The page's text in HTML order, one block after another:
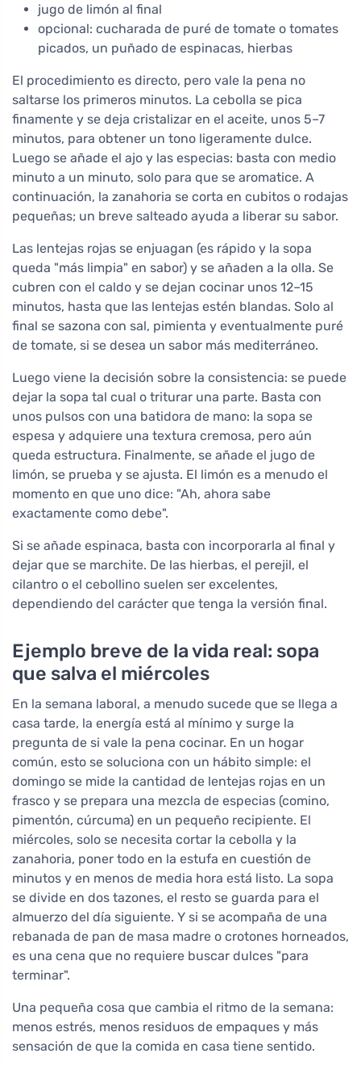
jugo de limón al final
opcional: cucharada de puré de tomate o tomates
picados, un puñado de espinacas, hierbas
El procedimiento es directo, pero vale la pena no
saltarse los primeros minutos. La cebolla se pica
finamente y se deja cristalizar en el aceite, unos 5–7
minutos, para obtener un tono ligeramente dulce.
Luego se añade el ajo y las especias: basta con medio
minuto a un minuto, solo para que se aromatice. A
continuación, la zanahoria se corta en cubitos o rodajas
pequeñas; un breve salteado ayuda a liberar su sabor.
Las lentejas rojas se enjuagan (es rápido y la sopa
queda "más limpia" en sabor) y se añaden a la olla. Se
cubren con el caldo y se dejan cocinar unos 12–15
minutos, hasta que las lentejas estén blandas. Solo al
final se sazona con sal, pimienta y eventualmente puré
de tomate, si se desea un sabor más mediterráneo.
Luego viene la decisión sobre la consistencia: se puede
dejar la sopa tal cual o triturar una parte. Basta con
unos pulsos con una batidora de mano: la sopa se
espesa y adquiere una textura cremosa, pero aún
queda estructura. Finalmente, se añade el jugo de
limón, se prueba y se ajusta. El limón es a menudo el
momento en que uno dice: "Ah, ahora sabe
exactamente como debe".
Si se añade espinaca, basta con incorporarla al final y
dejar que se marchite. De las hierbas, el perejil, el
cilantro o el cebollino suelen ser excelentes,
dependiendo del carácter que tenga la versión final.
Ejemplo breve de la vida real: sopa
que salva el miércoles
En la semana laboral, a menudo sucede que se llega a
casa tarde, la energía está al mínimo y surge la
pregunta de si vale la pena cocinar. En un hogar
común, esto se soluciona con un hábito simple: el
domingo se mide la cantidad de lentejas rojas en un
frasco y se prepara una mezcla de especias (comino,
pimentón, cúrcuma) en un pequeño recipiente. El
miércoles, solo se necesita cortar la cebolla y la
zanahoria, poner todo en la estufa en cuestión de
minutos y en menos de media hora está listo. La sopa
se divide en dos tazones, el resto se guarda para el
almuerzo del día siguiente. Y si se acompaña de una
rebanada de pan de masa madre o crotones horneados,
es una cena que no requiere buscar dulces "para
terminar".
Una pequeña cosa que cambia el ritmo de la semana:
menos estrés, menos residuos de empaques y más
sensación de que la comida en casa tiene sentido.